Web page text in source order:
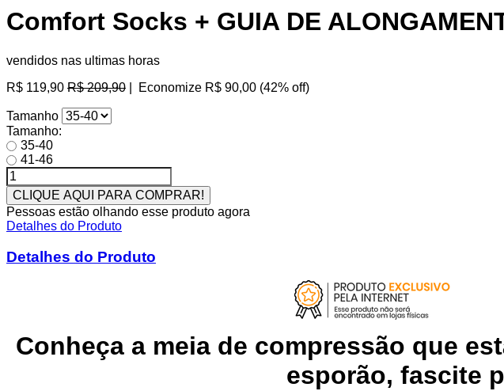
Comfort Socks + GUIA DE
vendidos nas ultimas horas
Preço
R$ 119,90 R$ 209,90 Economize R$ 90,00 (42% off)
Tamanho
Tamanho:
35-40
41-46
CLIQUE AQUI PARA COMPRAR!
Pessoas estão olhando esse produto agora
Detalhes do Produto
Detalhes do Produto
Conheça a meia de compressão que
esporão, fascite